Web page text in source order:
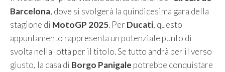
Barcelona, dove si svolgerà la quindicesima gara della
stagione di MotoGP 2025. Per Ducati, questo
appuntamento rappresenta un potenziale punto di
svolta nella lotta per il titolo. Se tutto andrà per il verso
giusto, la casa di Borgo Panigale potrebbe conquistare